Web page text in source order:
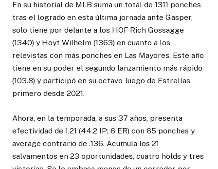
En su historial de MLB suma un total de 1311 ponches
tras el logrado en esta última jornada ante Gasper,
solo tiene por delante a los HOF Rich Gossagge
(1340) y Hoyt Wilhelm (1363) en cuanto a los
relevistas con más ponches en Las Mayores. Este año
tiene en su poder el segundo lanzamiento más rápido
(103.8) y participó en su octavo Juego de Estrellas,
primero desde 2021.
Ahora, en la temporada, a sus 37 años, presenta
efectividad de 1.21 (44.2 IP; 6 ER) con 65 ponches y
average contrario de .136. Acumula los 21
salvamentos en 23 oportunidades, cuatro holds y tres